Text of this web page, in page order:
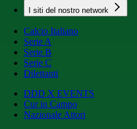
I siti del nostro network
Calcio Italiano
Serie A
Serie B
Serie C
Dilettanti
DDD X EVENTS
Cur in Campo
Nazionale Attori